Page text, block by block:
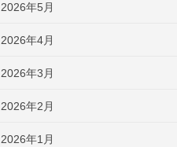
2026年5月
2026年4月
2026年3月
2026年2月
2026年1月